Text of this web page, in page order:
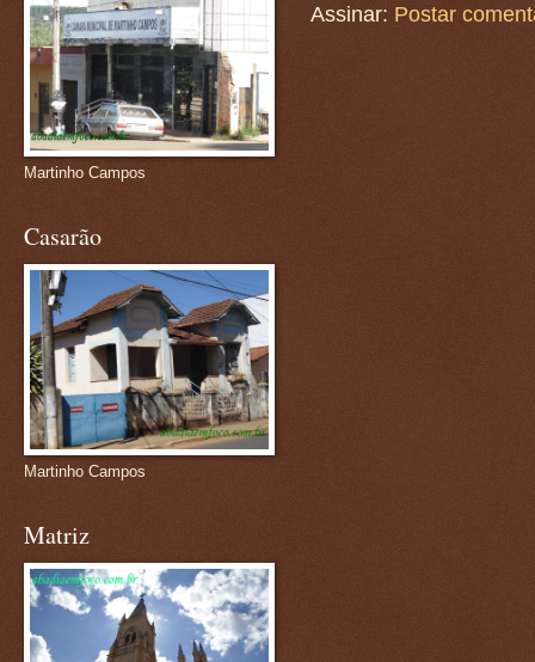
Assinar: Postar
Martinho Campos
Casarão
Martinho Campos
Matriz